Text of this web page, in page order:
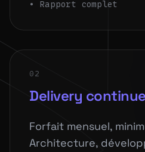
• Rapport complet
02
Delivery continue
Forfait mensuel,
Architecture,